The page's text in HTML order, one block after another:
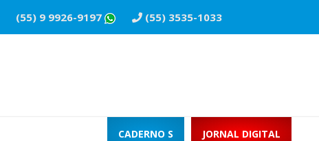
(55) 9 9926-9197 (55) 3535-1033
CADERNO S JORNAL DIGITAL